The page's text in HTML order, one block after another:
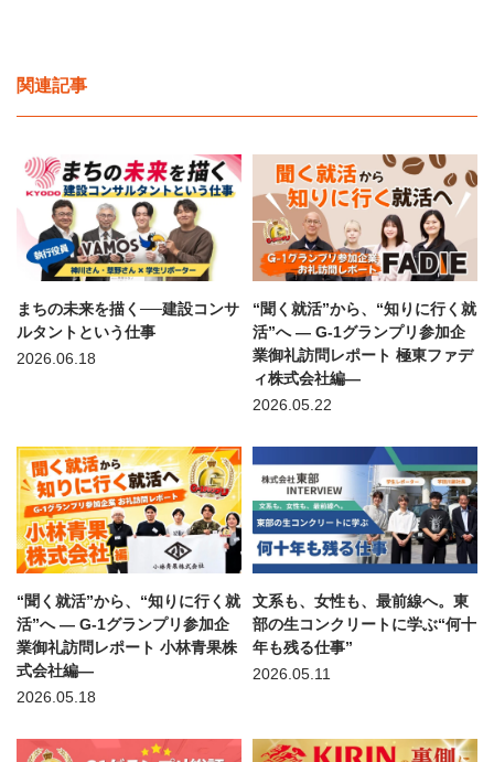
関連記事
まちの未来を描く──建設コンサ
ルタントという仕事
2026.06.18
“聞く就活”から、“知りに行く就
活”へ — G-1グランプリ参加企
業御礼訪問レポート 極東ファデ
ィ株式会社編—
2026.05.22
“聞く就活”から、“知りに行く就
活”へ — G-1グランプリ参加企
業御礼訪問レポート 小林青果株
式会社編—
2026.05.18
文系も、女性も、最前線へ。東
部の生コンクリートに学ぶ“何十
年も残る仕事”
2026.05.11